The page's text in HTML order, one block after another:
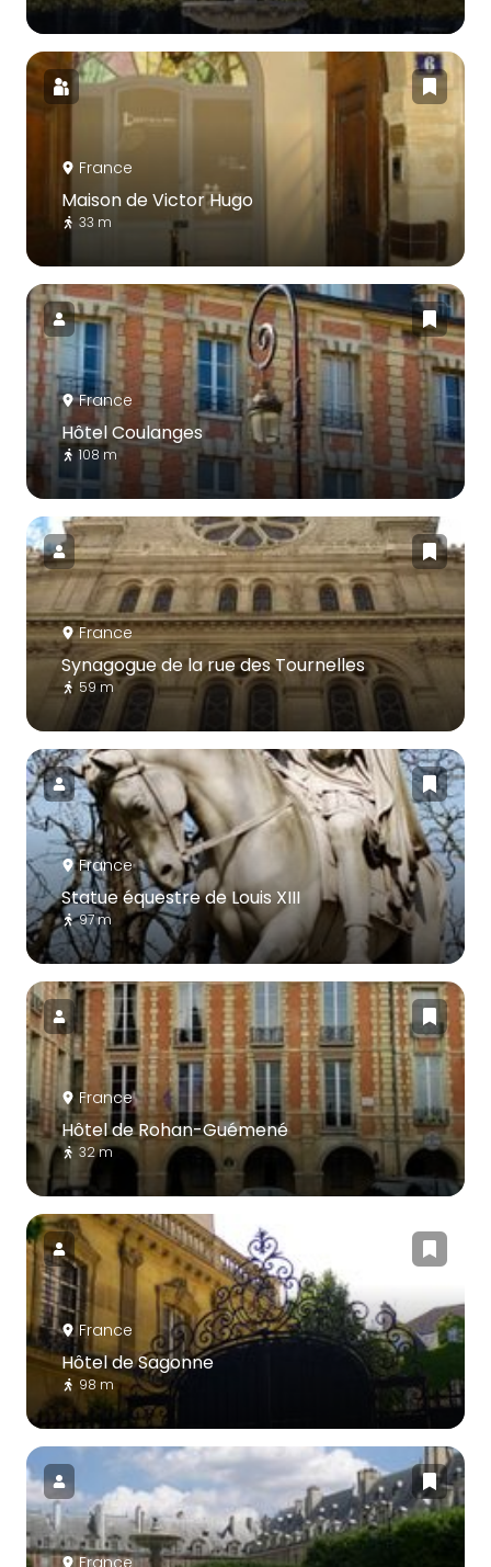
France
Maison de Victor Hugo
33 m
France
Hôtel Coulanges
108 m
France
Synagogue de la rue des Tournelles
59 m
France
Statue équestre de Louis XIII
97 m
France
Hôtel de Rohan-Guémené
32 m
France
Hôtel de Sagonne
98 m
France